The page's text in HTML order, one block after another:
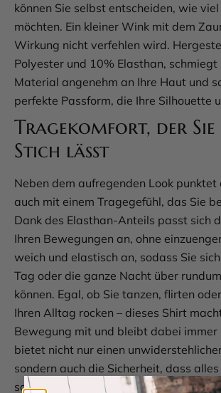
können Sie selbst entscheiden, wie viel
möchten. Ein kleiner Wink mit dem
Wirkung nicht verfehlen wird.
Polyester und 10% Elasthan, schmiegt
Material angenehm an Ihre Haut und
perfekte Passform, die Ihre Silhouette
Tragekomfort, der
Stich lässt
Neben dem aufregenden Look punktet
auch mit einem Tragegefühl, das Sie
Dank des Elasthan-Anteils passt sich
Ihren Bewegungen an, ohne
weich und elastisch an, sodass Sie
Tag oder die ganze Nacht über
können. Egal, ob Sie tanzen, flirten
Ihren Alltag rocken – dieses Shirt
Bewegung mit und bleibt dabei immer
bietet nicht nur einen
sondern auch die Sicherheit, dass
soll. So können Sie sich voll und ganz